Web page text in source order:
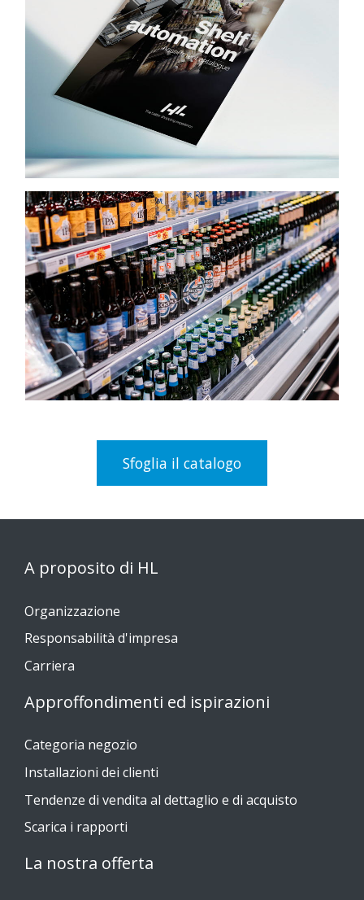
Sfoglia il catalogo
A proposito di HL
Organizzazione
Responsabilità d'impresa
Carriera
Approffondimenti ed ispirazioni
Categoria negozio
Installazioni dei clienti
Tendenze di vendita al dettaglio e di acquisto
Scarica i rapporti
La nostra offerta